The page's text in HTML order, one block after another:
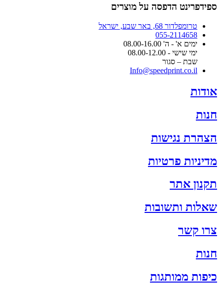
ספידפרינט הדפסה על מוצרים
טרומפלדור 68, באר שבע, ישראל
055-2114658
ימים א' - ה' 08.00-16.00
ימי שישי - 08.00-12.00
שבת – סגור
Info@speedprint.co.il
אודות
חנות
הצהרת נגישות
מדיניות פרטיות
תקנון אתר
שאלות ותשובות
צרו קשר
חנות
כיפות ממותגות